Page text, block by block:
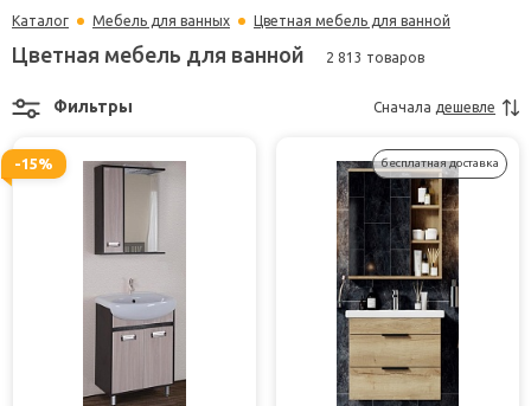
Каталог Мебель для ванных Цветная мебель для ванной
Цветная мебель для ванной 2 813 товаров
Фильтры Сначала дешевле
-15% бесплатная доставка